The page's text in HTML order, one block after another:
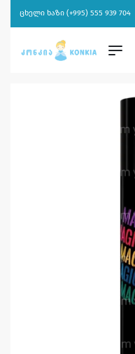
ცხელი ხაზი (+995) 555 939 704